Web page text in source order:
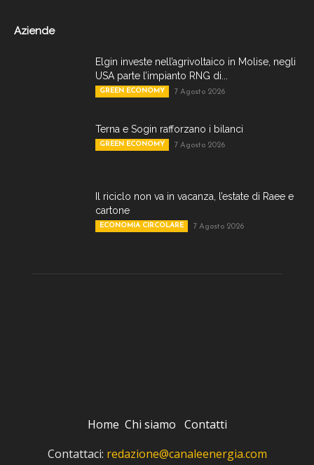
Aziende
Elgin investe nell’agrivoltaico in Molise, negli
USA parte l’impianto RNG di...
GREEN ECONOMY 7 Agosto 2026
Terna e Sogin rafforzano i bilanci
GREEN ECONOMY 7 Agosto 2026
Il riciclo non va in vacanza, l’estate di Raee e
cartone
ECONOMIA CIRCOLARE 7 Agosto 2026
Home Chi siamo Contatti
Contattaci: redazione@canaleenergia.com